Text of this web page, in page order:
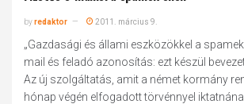
byredaktor 2011. március 9.
„Gazdasági és állami eszközökkel a
mail és feladó azonosítás: ezt készül
Az új szolgáltatás, amit a német kormány
hónap végén elfogadott törvénnyel